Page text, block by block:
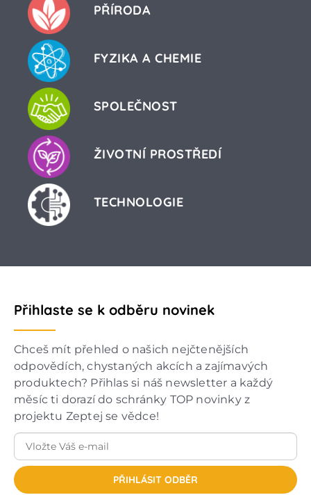
PŘÍRODA
FYZIKA A CHEMIE
SPOLEČNOST
ŽIVOTNÍ PROSTŘEDÍ
TECHNOLOGIE
Přihlaste se k odběru novinek
Chceš mít přehled o našich nejčtenějších
odpovědích, chystaných akcích a zajímavých
produktech? Přihlas si náš newsletter a každý
měsíc ti dorazí do schránky TOP novinky z
projektu Zeptej se vědce!
PŘIHLÁSIT ODBĚR